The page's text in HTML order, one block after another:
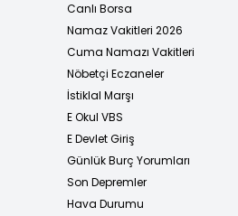
Canlı Borsa
Namaz Vakitleri 2026
Cuma Namazı Vakitleri
Nöbetçi Eczaneler
İstiklal Marşı
E Okul VBS
E Devlet Giriş
Günlük Burç Yorumları
Son Depremler
Hava Durumu